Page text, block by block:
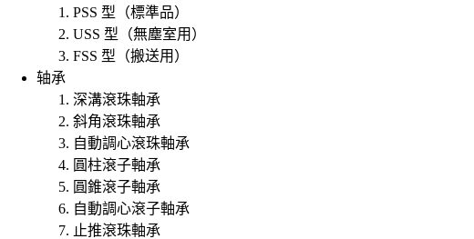
PSS 型（標準品）
USS 型（無塵室用）
FSS 型（搬送用）
轴承
深溝滾珠軸承
斜角滾珠軸承
自動調心滾珠軸承
圓柱滾子軸承
圓錐滾子軸承
自動調心滾子軸承
止推滾珠軸承